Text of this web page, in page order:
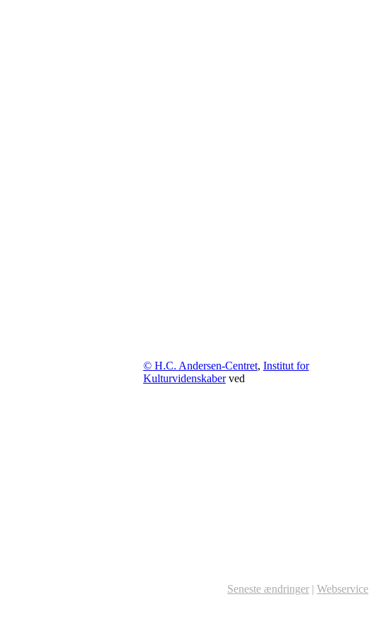
© H.C. Andersen-Centret, Institut for
Kulturvidenskaberved
Seneste ændringer | Webservice